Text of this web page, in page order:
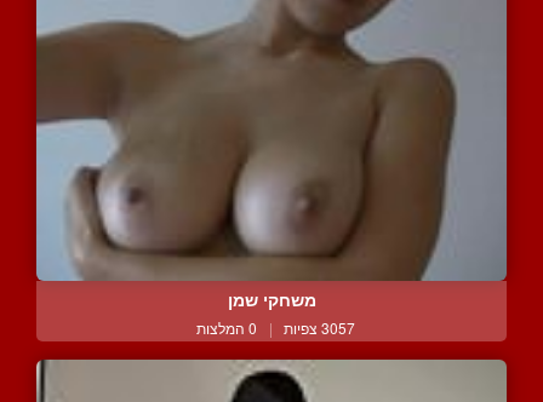
משחקי שמן
3057 צפיות | 0 המלצות